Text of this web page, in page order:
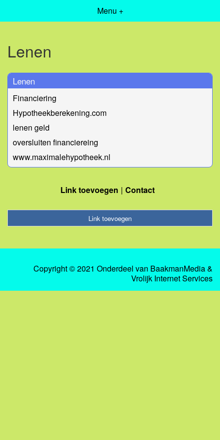
Menu +
Lenen
Lenen
Financiering
Hypotheekberekening.com
lenen geld
oversluiten financiereing
www.maximalehypotheek.nl
Link toevoegen Contact
Link toevoegen
Copyright © 2021 Onderdeel van BaakmanMedia&
Vrolijk Internet Services